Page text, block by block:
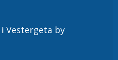
Vestergeta by